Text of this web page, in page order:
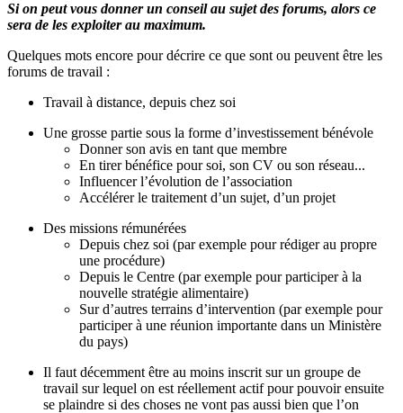
Si on peut vous donner un conseil au sujet des forums, alors ce
sera de les exploiter au maximum.
Quelques mots encore pour décrire ce que sont ou peuvent être les
forums de travail :
Travail à distance, depuis chez soi
Une grosse partie sous la forme d’investissement bénévole
Donner son avis en tant que membre
En tirer bénéfice pour soi, son CV ou son réseau...
Influencer l’évolution de l’association
Accélérer le traitement d’un sujet, d’un projet
Des missions rémunérées
Depuis chez soi (par exemple pour rédiger au propre
une procédure)
Depuis le Centre (par exemple pour participer à la
nouvelle stratégie alimentaire)
Sur d’autres terrains d’intervention (par exemple pour
participer à une réunion importante dans un Ministère
du pays)
Il faut décemment être au moins inscrit sur un groupe de
travail sur lequel on est réellement actif pour pouvoir ensuite
se plaindre si des choses ne vont pas aussi bien que l’on